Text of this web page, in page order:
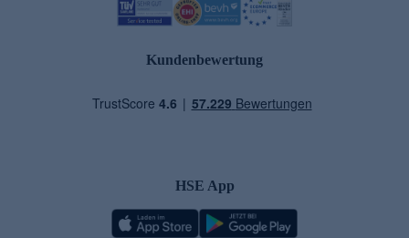
Kundenbewertung
HSE App